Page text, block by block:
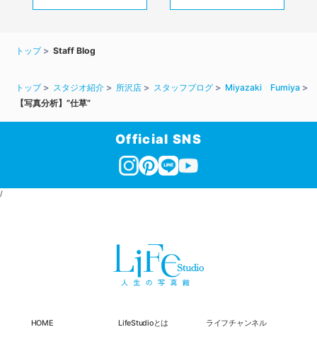
トップ Staff Blog
トップ スタジオ紹介 所沢店 スタッフブログ
Miyazaki Fumiya
【写真分析】”仕草”
Official SNS
/
HOME LifeStudioとは ライフチャンネル